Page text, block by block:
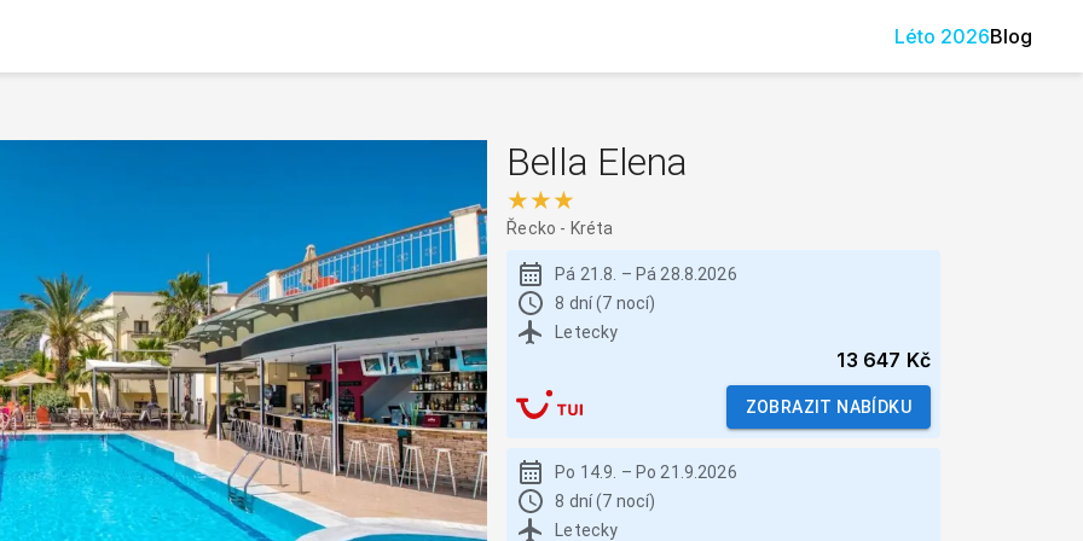
Léto 2026Blog
Bella Elena
★★★
Řecko - Kréta
Pá 21.8. – Pá 28.8.2026
8 dní (7 nocí)
Letecky
13 647 Kč
ZOBRAZIT NABÍDKU
Po 14.9. – Po 21.9.2026
8 dní (7 nocí)
Letecky